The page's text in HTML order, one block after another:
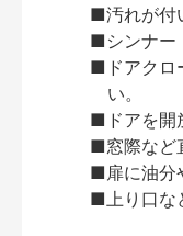
■汚れが付
■シンナー
■ドアクロ
い。
■ドアを開
■窓際など
■扉に油分
■上り口な